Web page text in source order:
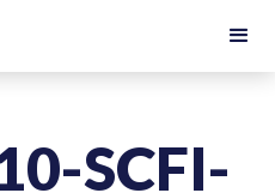
SCFI-